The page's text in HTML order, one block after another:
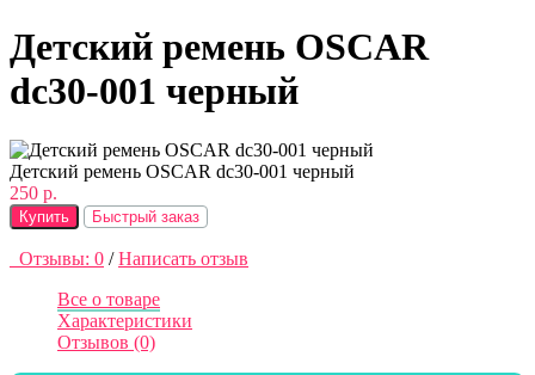
Детский ремень OSCAR
dc30-001 черный
Детский ремень OSCAR dc30-001 черный
250 р.
Купить Быстрый заказ
Отзывы: 0 / Написать отзыв
Все о товаре
Характеристики
Отзывов (0)